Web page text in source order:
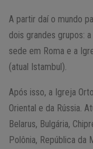
A partir daí o mundo
dois grandes grupos:
sede em Roma e a
(atual Istambul).
Após isso, a Igreja
Oriental e da Rússia.
Belarus, Bulgária,
Polônia, República da